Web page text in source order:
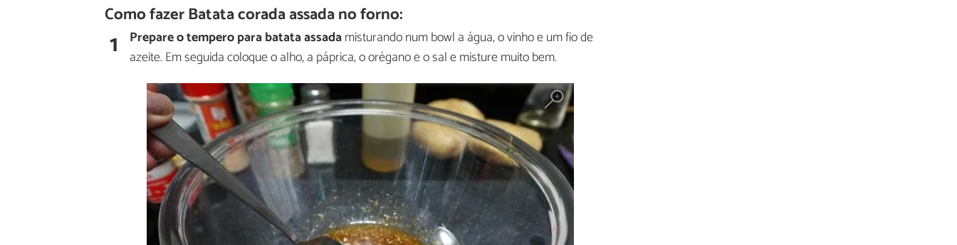
Como fazer Batata corada assada no forno:
1 Prepare o tempero para batata assadamisturando num bowl a água, o vinho e um fio de
azeite. Em seguida coloque o alho, a páprica, o orégano e o sal e misture muito bem.